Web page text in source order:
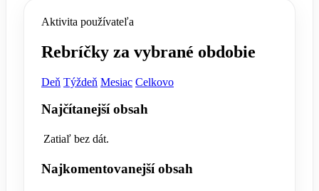
Aktivita používateľa
Rebríčky za vybrané obdobie
Deň Týždeň Mesiac Celkovo
Najčítanejší obsah
Zatiaľ bez dát.
Najkomentovanejší obsah